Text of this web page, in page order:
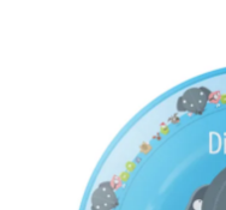
4,8 (basierend
Unsere Geschenke
4,8 bei Google
die wir versenden).